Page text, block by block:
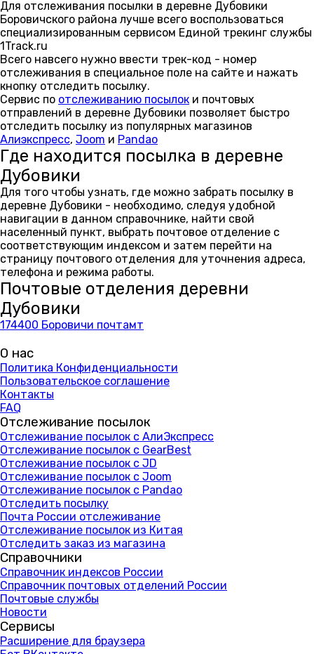
Для отслеживания посылки в деревне Дубовики
Боровичского района лучше всего воспользоваться
специализированным сервисом Единой трекинг службы
1Track.ru
Всего навсего нужно ввести трек-код - номер
отслеживания в специальное поле на сайте и нажать
кнопку отследить посылку.
Сервис по отслеживанию посылок и почтовых
отправлений в деревне Дубовики позволяет быстро
отследить посылку из популярных магазинов
Алиэкспресс, Joom и Pandao
Где находится посылка в деревне
Дубовики
Для того чтобы узнать, где можно забрать посылку в
деревне Дубовики - необходимо, следуя удобной
навигации в данном справочнике, найти свой
населенный пункт, выбрать почтовое отделение с
соответствующим индексом и затем перейти на
страницу почтового отделения для уточнения адреса,
телефона и режима работы.
Почтовые отделения деревни
Дубовики
174400 Боровичи почтамт
О нас
Политика Конфиденциальности
Пользовательское соглашение
Контакты
FAQ
Отслеживание посылок
Отслеживание посылок с АлиЭкспресс
Отслеживание посылок с GearBest
Отслеживание посылок с JD
Отслеживание посылок с Joom
Отслеживание посылок с Pandao
Отследить посылку
Почта России отслеживание
Отслеживание посылок из Китая
Отследить заказ из магазина
Справочники
Справочник индексов России
Справочник почтовых отделений России
Почтовые службы
Новости
Сервисы
Расширение для браузера